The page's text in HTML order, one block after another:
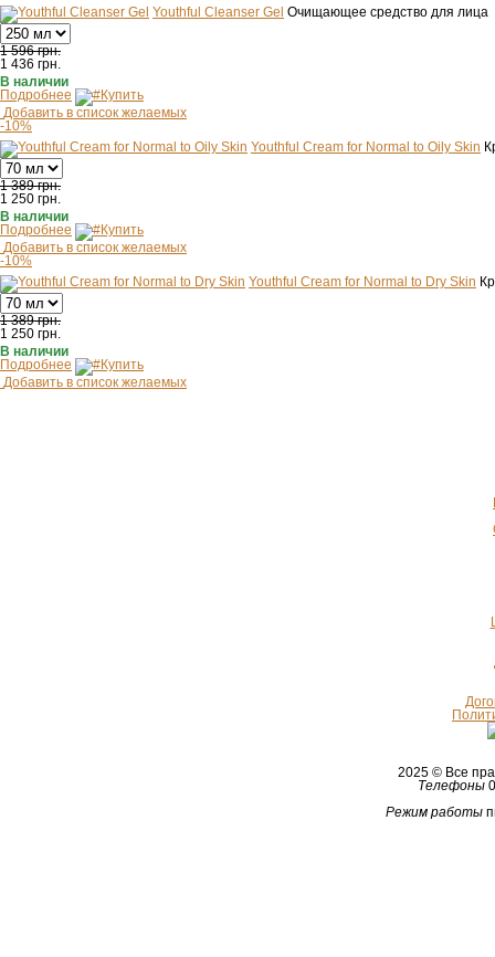
Youthful Cleanser Gel Очищающее средство для лица
1 596 грн.
1 436 грн.
В наличии
Подробнее
Купить
Добавить в список желаемых
-10%
Youthful Cream for Normal to Oily Skin
1 389 грн.
1 250 грн.
В наличии
Подробнее
Купить
Добавить в список желаемых
-10%
Youthful Cream for Normal to Dry Skin
1 389 грн.
1 250 грн.
В наличии
Подробнее
Купить
Добавить в список желаемых
2025 © Все
Телефоны
Режим работы